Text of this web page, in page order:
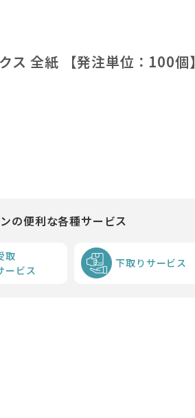
全紙 【発注単位：100個】
の便利な各種サービス
取
ービス
下取りサービス